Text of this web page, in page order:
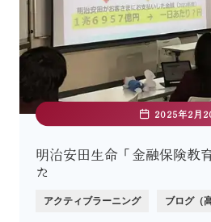
2025年2月
明治安田生命「金融保険教
た
アクティブラーニング ブログ（高